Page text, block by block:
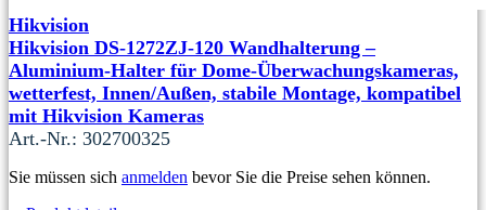
Hikvision
Hikvision DS-1272ZJ-120 Wandhalterung –
Aluminium-Halter für Dome-Überwachungskameras,
wetterfest, Innen/Außen, stabile Montage, kompatibel
mit Hikvision Kameras
Art.-Nr.: 302700325
Sie müssen sich anmelden bevor Sie die Preise sehen können.